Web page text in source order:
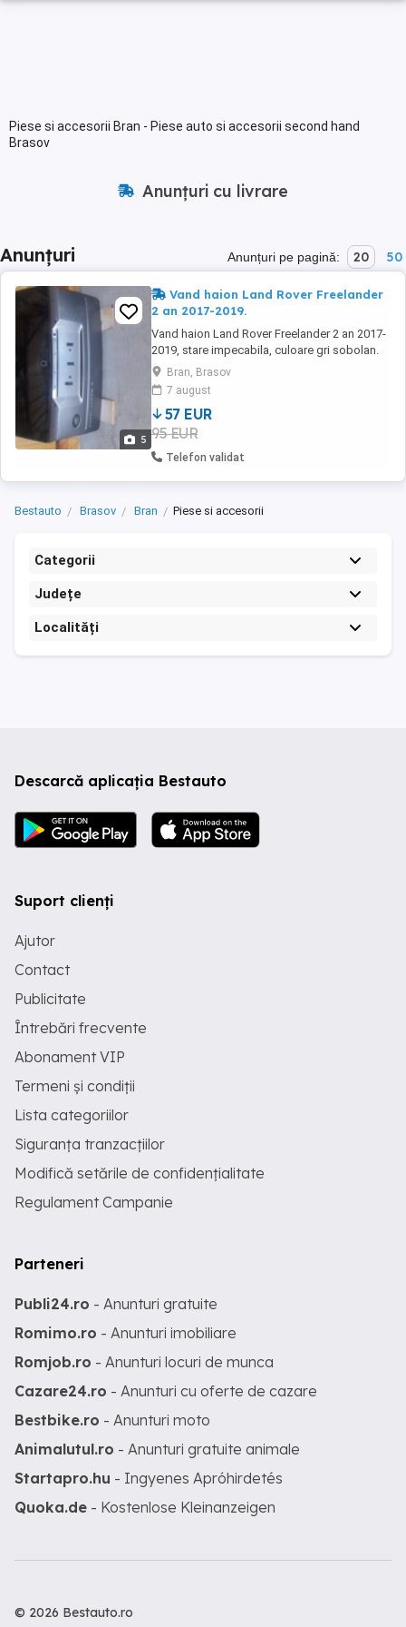
Piese si accesorii Bran - Piese auto si accesorii second hand
Brasov
Anunțuri cu livrare
Anunțuri Anunțuri pe pagină: 20 50
5
Vand haion Land Rover Freelander
2 an 2017-2019.
Vand haion Land Rover Freelander 2 an 2017-
2019, stare impecabila, culoare gri sobolan.
Bran, Brasov
7 august
57 EUR
95 EUR
Telefon validat
Bestauto Brasov Bran Piese si accesorii
Categorii
Județe
Localități
Descarcă aplicația Bestauto
Suport clienți
Ajutor
Contact
Publicitate
Întrebări frecvente
Abonament VIP
Termeni și condiții
Lista categoriilor
Siguranța tranzacțiilor
Modifică setările de confidențialitate
Regulament Campanie
Parteneri
Publi24.ro - Anunturi gratuite
Romimo.ro - Anunturi imobiliare
Romjob.ro - Anunturi locuri de munca
Cazare24.ro - Anunturi cu oferte de cazare
Bestbike.ro - Anunturi moto
Animalutul.ro - Anunturi gratuite animale
Startapro.hu - Ingyenes Apróhirdetés
Quoka.de - Kostenlose Kleinanzeigen
© 2026 Bestauto.ro